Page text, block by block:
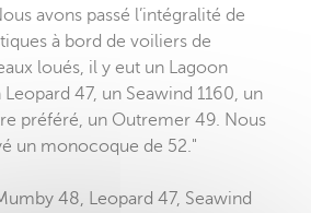
avons passé l’intégralité de
à bord de voiliers de
loués, il y eut un Lagoon
47, un Seawind 1160, un
préféré, un Outremer 49. Nous
un monocoque de 52."
48, Leopard 47, Seawind